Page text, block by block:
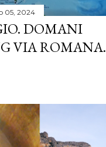
05, 2024
DOMANI
VIA ROMANA.